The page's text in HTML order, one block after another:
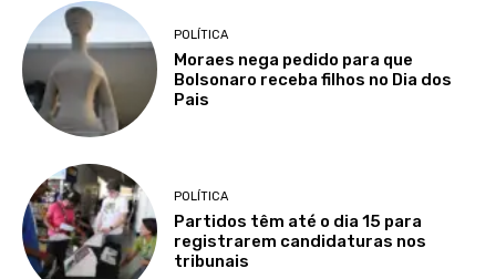
POLÍTICA
Moraes nega pedido para que
Bolsonaro receba filhos no Dia dos
Pais
POLÍTICA
Partidos têm até o dia 15 para
registrarem candidaturas nos
tribunais